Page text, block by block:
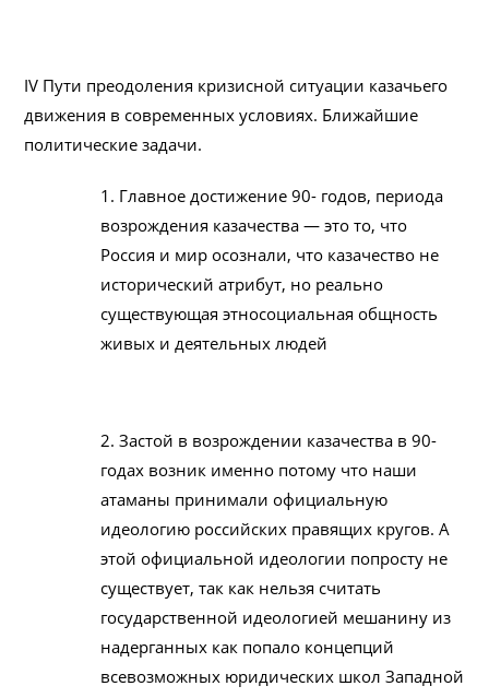
IV Пути преодоления кризисной ситуации казачьего
движения в современных условиях. Ближайшие
политические задачи.
1. Главное достижение 90- годов, периода
возрождения казачества — это то, что
Россия и мир осознали, что казачество не
исторический атрибут, но реально
существующая этносоциальная общность
живых и деятельных людей
2. Застой в возрождении казачества в 90-
годах возник именно потому что наши
атаманы принимали официальную
идеологию российских правящих кругов. А
этой официальной идеологии попросту не
существует, так как нельзя считать
государственной идеологией мешанину из
надерганных как попало концепций
всевозможных юридических школ Западной